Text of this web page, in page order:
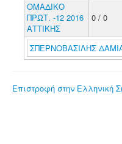
ΟΜΑΔΙΚΟ
ΠΡΩΤ. -12 2016
ΑΤΤΙΚΗΣ
0 / 0
ΣΠΕΡΝΟΒΑΣΙΛΗΣ
Επιστροφή στην Ελληνική